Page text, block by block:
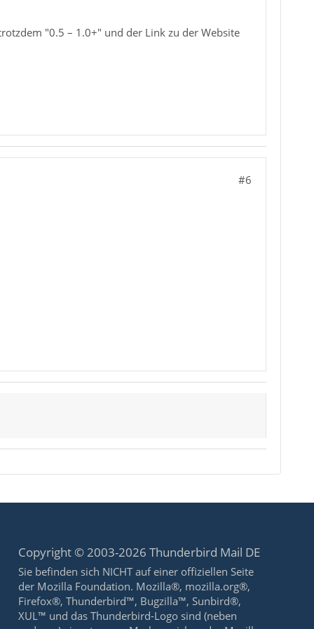
"0.5 – 1.0+" und der Link zu der Website
#6
Copyright © 2003-2026 Thunderbird Mail DE
Sie befinden sich NICHT auf einer offiziellen Seite
der Mozilla Foundation. Mozilla®, mozilla.org®,
Firefox®, Thunderbird™, Bugzilla™, Sunbird®,
XUL™ und das Thunderbird-Logo sind (neben